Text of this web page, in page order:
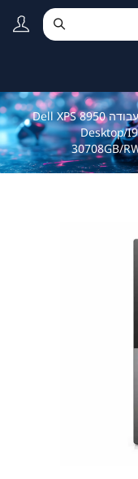
מחשב גיימינג/תחנת עבודה Dell XPS 8950
Desktop/
30708GB/